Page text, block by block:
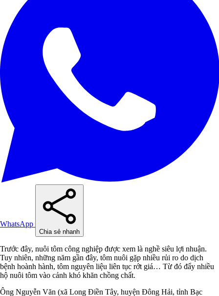
WhatsApp
Chia sẻ nhanh
Trước đây, nuôi tôm công nghiệp được xem là nghề siêu lợi nhuận.
Tuy nhiên, những năm gần đây, tôm nuôi gặp nhiều rủi ro do dịch
bệnh hoành hành, tôm nguyên liệu liên tục rớt giá… Từ đó đẩy nhiều
hộ nuôi tôm vào cảnh khó khăn chồng chất.
Ông Nguyễn Văn (xã Long Điền Tây, huyện Đông Hải, tỉnh Bạc